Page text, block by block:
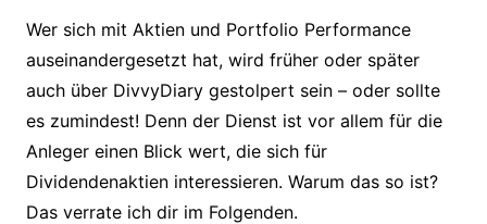
Wer sich mit Aktien und Portfolio Performance
auseinandergesetzt hat, wird früher oder später
auch über DivvyDiary gestolpert sein – oder sollte
es zumindest! Denn der Dienst ist vor allem für die
Anleger einen Blick wert, die sich für
Dividendenaktien interessieren. Warum das so ist?
Das verrate ich dir im Folgenden.